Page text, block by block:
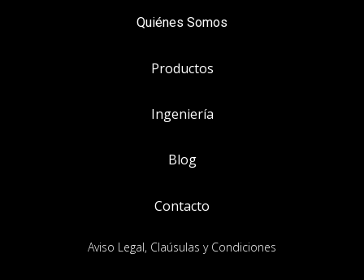
Quiénes Somos
Productos
Ingeniería
Blog
Contacto
Aviso Legal, Claúsulas y Condiciones